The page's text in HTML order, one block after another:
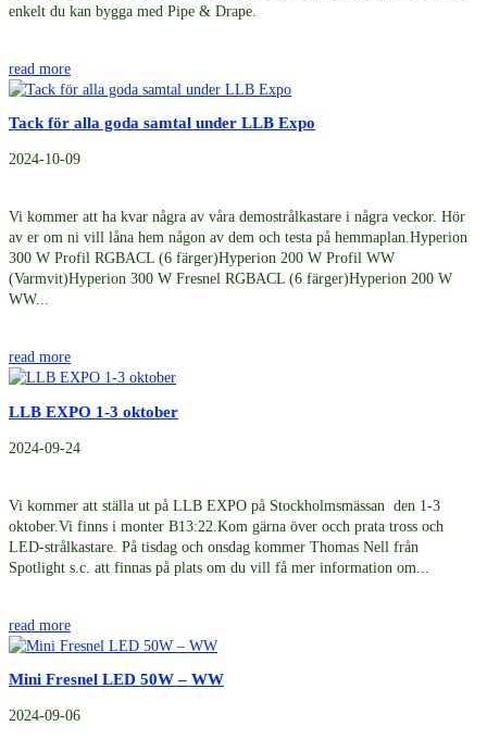
enkelt du kan bygga med Pipe & Drape.
read more
Tack för alla goda samtal under LLB Expo
2024-10-09
Vi kommer att ha kvar några av våra demostrålkastare i några veckor. Hör
av er om ni vill låna hem någon av dem och testa på hemmaplan.Hyperion
300 W Profil RGBACL (6 färger)Hyperion 200 W Profil WW
(Varmvit)Hyperion 300 W Fresnel RGBACL (6 färger)Hyperion 200 W
WW...
read more
LLB EXPO 1-3 oktober
2024-09-24
Vi kommer att ställa ut på LLB EXPO på Stockholmsmässan den 1-3
oktober.Vi finns i monter B13:22.Kom gärna över occh prata tross och
LED-strålkastare. På tisdag och onsdag kommer Thomas Nell från
Spotlight s.c. att finnas på plats om du vill få mer information om...
read more
Mini Fresnel LED 50W – WW
2024-09-06